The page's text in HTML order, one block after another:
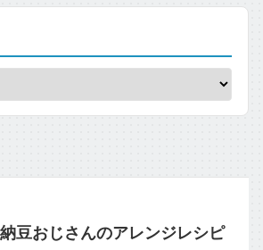
豆おじさんのアレンジレシピ